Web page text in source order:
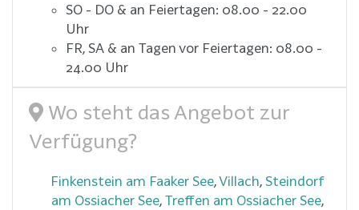
SO - DO & an Feiertagen: 08.00 - 22.00
Uhr
FR, SA & an Tagen vor Feiertagen: 08.00 -
24.00 Uhr
Wo steht das Angebot zur
Verfügung?
Finkenstein am Faaker See,Villach, Steindorf
am Ossiacher See, Treffen am Ossiacher See,